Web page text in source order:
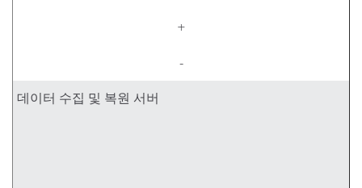
+
-
데이터 수집 및 복원 서버